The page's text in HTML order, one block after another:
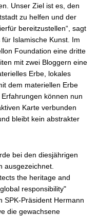
Unser Ziel ist es, den
zu helfen und der
bereitzustellen“, sagt
Islamische Kunst. Im
Foundation eine dritte
mit zwei Bloggern eine
Erbe, lokales
dem materiellen Erbe
können nun
Karte verbunden
bleibt kein abstrakter
bei den diesjährigen
ausgezeichnet.
the heritage and
responsibility"
SPK-Präsident Hermann
die gewachsene